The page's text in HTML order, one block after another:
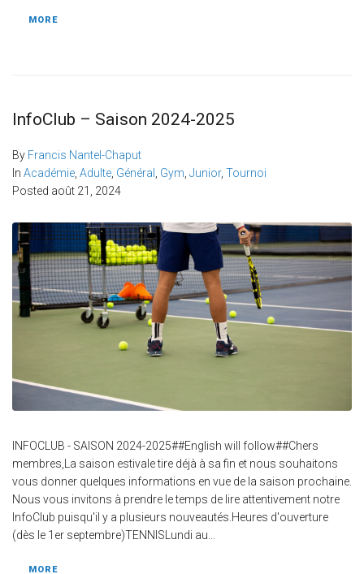
MORE
InfoClub – Saison 2024-2025
By Francis Nantel-Chaput
In Académie Adulte Général Gym Junior, Tournoi
Posted août 21, 2024
INFOCLUB - SAISON 2024-2025##English will follow##Chers
membres,La saison estivale tire déjà à sa fin et nous souhaitons
vous donner quelques informations en vue de la saison prochaine.
Nous vous invitons à prendre le temps de lire attentivement notre
InfoClub puisqu'il y a plusieurs nouveautés.Heures d'ouverture
(dès le 1er septembre)TENNISLundi au...
MORE